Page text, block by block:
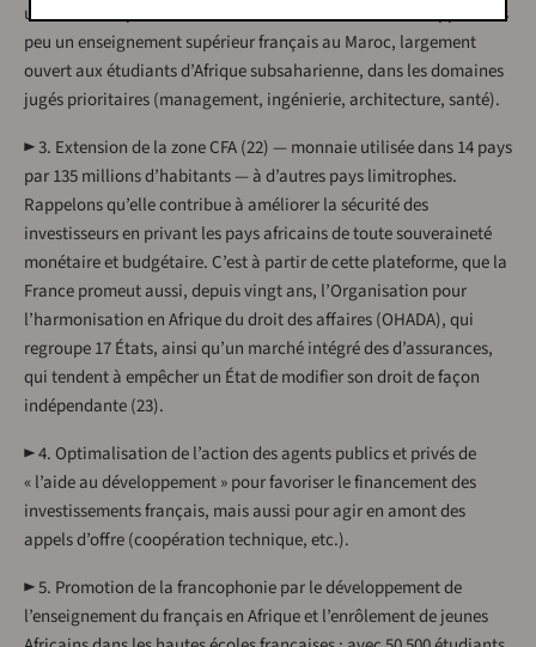
un ambitieux partenariat franco-marocain vise à développer sous
peu un enseignement supérieur français au Maroc, largement
ouvert aux étudiants d’Afrique subsaharienne, dans les domaines
jugés prioritaires (management, ingénierie, architecture, santé).
► 3. Extension de la zone CFA (22) — monnaie utilisée dans 14 pays
par 135 millions d’habitants — à d’autres pays limitrophes.
Rappelons qu’elle contribue à améliorer la sécurité des
investisseurs en privant les pays africains de toute souveraineté
monétaire et budgétaire. C’est à partir de cette plateforme, que la
France promeut aussi, depuis vingt ans, l’Organisation pour
l’harmonisation en Afrique du droit des affaires (OHADA), qui
regroupe 17 États, ainsi qu’un marché intégré des d’assurances,
qui tendent à empêcher un État de modifier son droit de façon
indépendante (23).
► 4. Optimalisation de l’action des agents publics et privés de
« l’aide au développement » pour favoriser le financement des
investissements français, mais aussi pour agir en amont des
appels d’offre (coopération technique, etc.).
► 5. Promotion de la francophonie par le développement de
l’enseignement du français en Afrique et l’enrôlement de jeunes